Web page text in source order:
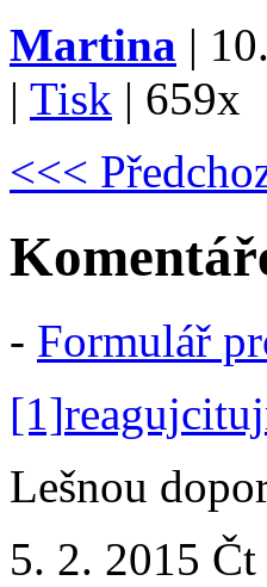
Martina |
| Tisk | 659x
<<<
- Formulář
[1]reagujcituj
Lešnou
5. 2. 2015